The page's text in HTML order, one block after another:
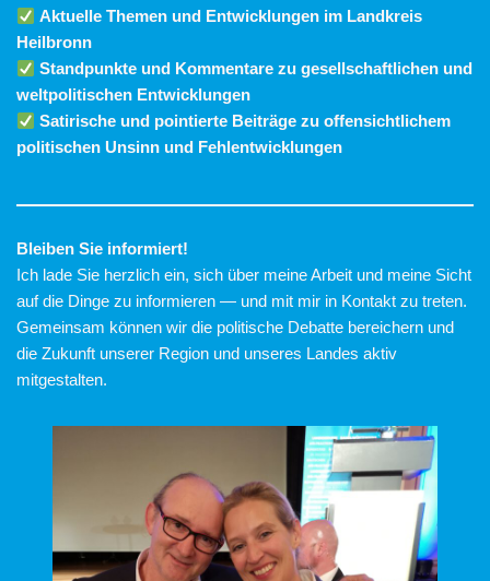
Aktuelle Themen und Entwicklungen im Landkreis
Heilbronn
Standpunkte und Kommentare zu gesellschaftlichen und
weltpolitischen Entwicklungen
Satirische und pointierte Beiträge zu offensichtlichem
politischen Unsinn und Fehlentwicklungen
Bleiben Sie informiert!
Ich lade Sie herzlich ein, sich über meine Arbeit und meine Sicht
auf die Dinge zu informieren — und mit mir in Kontakt zu treten.
Gemeinsam können wir die politische Debatte bereichern und
die Zukunft unserer Region und unseres Landes aktiv
mitgestalten.